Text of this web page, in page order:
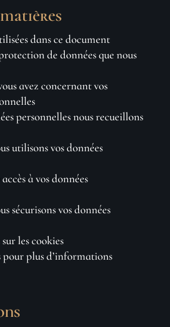
dans ce document
de données que nous
avez concernant vos
personnelles nous recueillons
utilisons vos données
à vos données
sécurisons vos données
les cookies
pour plus d’informations